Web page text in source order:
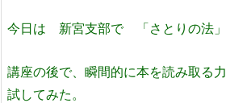
今日は 新宮支部で 「さとりの法」
講座の後で、瞬間的に本を読み取る
試してみた。